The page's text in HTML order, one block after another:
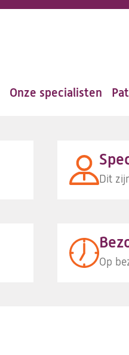
Onze specialisten
Jouw
Dit
Op